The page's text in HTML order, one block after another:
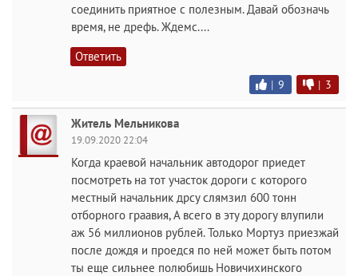
соединить приятное с полезным. Давай обозначь
время, не дрефь. Ждемс....
Ответить
| 9 | 3
Житель Мельникова
19.09.2020 22:04
Когда краевой начальник автодорог приедет
посмотреть на тот участок дороги с которого
местный начальник дрсу слямзил 600 тонн
отборного граавия, А всего в эту дорогу влупили
аж 56 миллионов рублей. Только Мортуз приезжай
после дождя и проедся по ней может быть потом
ты еще сильнее полюбишь Новичихинского